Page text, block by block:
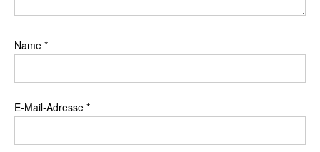
Name *
E-Mail-Adresse *